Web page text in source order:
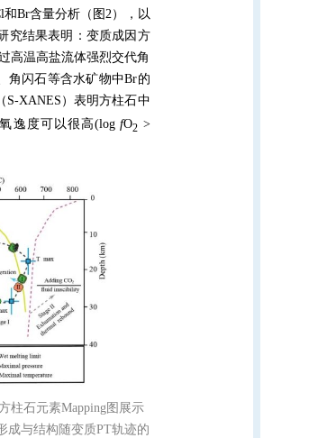
和Br含量分析（图 2 ），以
究结果表明 ： 变质成因方
高温高盐流体强烈交代角
角闪石等含水矿物中Br的
S-XANES ）表明方柱石中
逸度可以很高(logfO2 >
柱石元素Mapping图展示
成与结构随变质PT轨迹的